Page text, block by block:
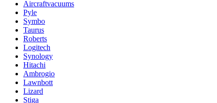
Aircraftvacuums
Pyle
Symbo
Taurus
Roberts
Logitech
Synology
Hitachi
Ambrogio
Lawnbott
Lizard
Stiga